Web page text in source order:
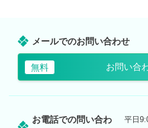
メールでのお問い合わせ
無料 お問い合
お電話での問い合わ
平日